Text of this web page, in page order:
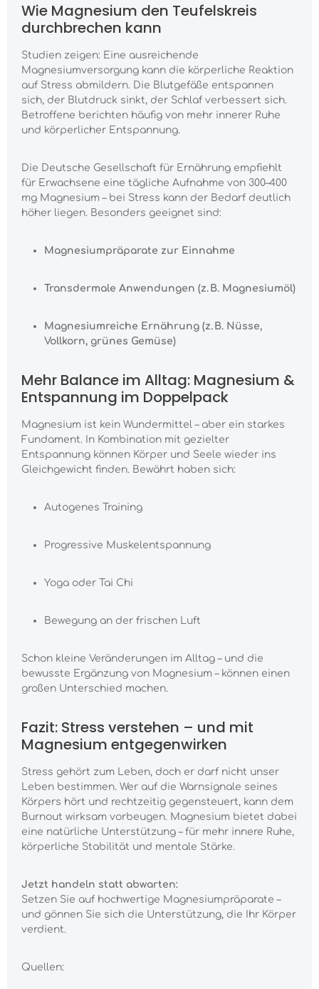
Wie Magnesium den Teufelskreis
durchbrechen kann
Studien zeigen: Eine ausreichende
Magnesiumversorgung kann die körperliche Reaktion
auf Stress abmildern. Die Blutgefäße entspannen
sich, der Blutdruck sinkt, der Schlaf verbessert sich.
Betroffene berichten häufig von mehr innerer Ruhe
und körperlicher Entspannung.
Die Deutsche Gesellschaft für Ernährung empfiehlt
für Erwachsene eine tägliche Aufnahme von 300–400
mg Magnesium – bei Stress kann der Bedarf deutlich
höher liegen. Besonders geeignet sind:
Magnesiumpräparate zur Einnahme
Transdermale Anwendungen (z. B. Magnesiumöl)
Magnesiumreiche Ernährung (z. B. Nüsse,
Vollkorn, grünes Gemüse)
Mehr Balance im Alltag: Magnesium &
Entspannung im Doppelpack
Magnesium ist kein Wundermittel – aber ein starkes
Fundament. In Kombination mit gezielter
Entspannung können Körper und Seele wieder ins
Gleichgewicht finden. Bewährt haben sich:
Autogenes Training
Progressive Muskelentspannung
Yoga oder Tai Chi
Bewegung an der frischen Luft
Schon kleine Veränderungen im Alltag – und die
bewusste Ergänzung von Magnesium – können einen
großen Unterschied machen.
Fazit: Stress verstehen – und mit
Magnesium entgegenwirken
Stress gehört zum Leben, doch er darf nicht unser
Leben bestimmen. Wer auf die Warnsignale seines
Körpers hört und rechtzeitig gegensteuert, kann dem
Burnout wirksam vorbeugen. Magnesium bietet dabei
eine natürliche Unterstützung – für mehr innere Ruhe,
körperliche Stabilität und mentale Stärke.
Jetzt handeln statt abwarten:
Setzen Sie auf hochwertige Magnesiumpräparate –
und gönnen Sie sich die Unterstützung, die Ihr Körper
verdient.
Quellen: